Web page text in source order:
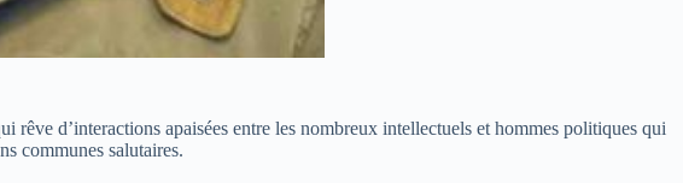
d’interactions apaisées entre les nombreux intellectuels et hommes politiques qui
communes salutaires.